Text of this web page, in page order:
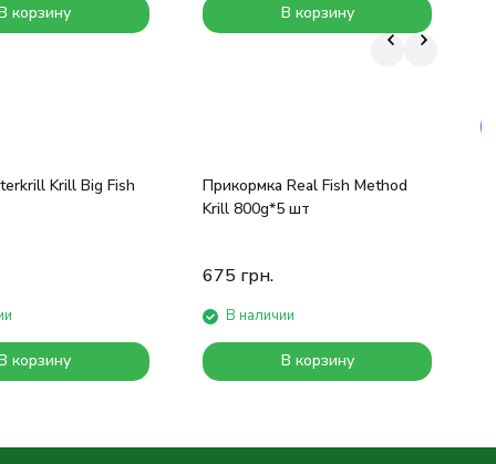
корзину В корзину
Krill Big Fish
корзину
Прикормка Real Fish Method
Krill 800g*5 шт
675 грн.
В наличии
В корзину